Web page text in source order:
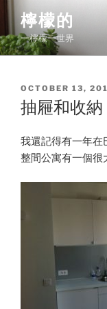
content
檸檬的
一檸檬一世界
POSTED
ON
OCTOBER 13,
抽屜和收納
我還記得有一年在
整間公寓有一個很